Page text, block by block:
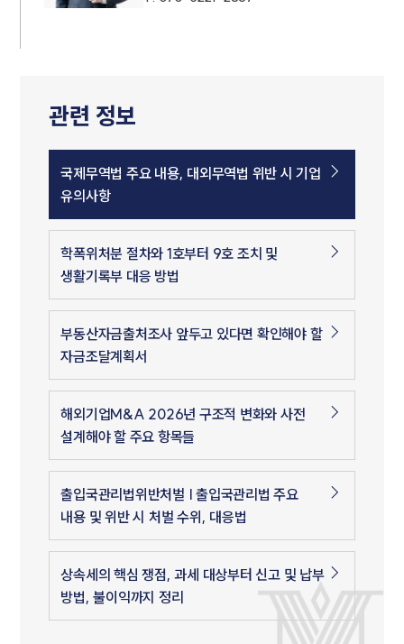
소식/자료
언론보도
공지사항
법률 블로그
법률서식
뉴스레터/브로슈어
세미나
대륜법률상담예약
대륜법률상담예약
집단소송 신청
법률 서비스 피해 공익 구제
관련 정보
국제무역법 주요 내용, 대외무역법 위반 시 기업
유의사항
학폭위처분 절차와 1호부터 9호 조치 및
생활기록부 대응 방법
부동산자금출처조사 앞두고 있다면 확인해야 할
자금조달계획서
해외기업M&A 2026년 구조적 변화와 사전
설계해야 할 주요 항목들
출입국관리법위반처벌 | 출입국관리법 주요
내용 및 위반 시 처벌 수위, 대응법
상속세의 핵심 쟁점, 과세 대상부터 신고 및 납부
방법, 불이익까지 정리